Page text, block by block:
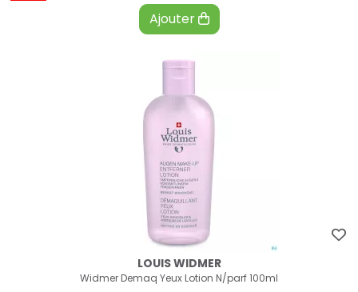
Ajouter
LOUIS WIDMER
Widmer Demaq Yeux Lotion N/parf 100ml